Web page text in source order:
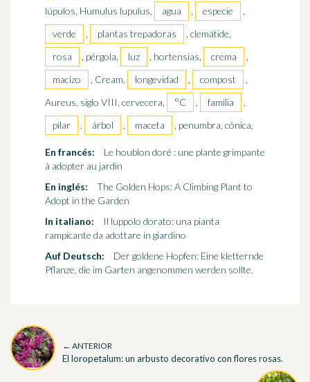
lúpulos, Humulus lupulus,
agua , especie
,
verde
, plantas trepadoras
, clemátide,
rosa
, pérgola, luz , hortensias, crema
,
macizo
, Cream, longevidad , compost
,
Aureus, siglo VIII, cervecera,
°C , familia
,
pilar
, árbol , maceta , penumbra, cónica,
En francés:
Le houblon doré : une plante grimpante
à adopter au jardin
En inglés:
The Golden Hops: A Climbing Plant to
Adopt in the Garden
In italiano:
Il luppolo dorato: una pianta
rampicante da adottare in giardino
Auf Deutsch:
Der goldene Hopfen: Eine kletternde
Pflanze, die im Garten angenommen werden sollte.
← ANTERIOR
El loropetalum: un arbusto decorativo con flores rosas.